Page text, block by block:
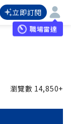
立即訂閱
職場雷達
瀏覽數 14,850+